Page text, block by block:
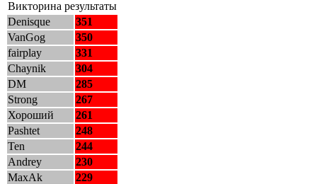
Викторина результаты
Denisque
351
VanGog
350
fairplay
331
Chaynik
304
DM
285
Strong
267
Хороший
261
Pashtet
248
Ten
244
Andrey
230
MaxAk
229